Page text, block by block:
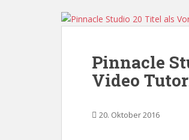
Pinnacle
Video
20. Oktober 2016